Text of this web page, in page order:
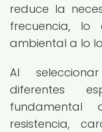
reduce la
frecuencia, lo
ambiental a lo
Al
diferentes
fundamental
resistencia,